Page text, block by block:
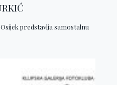
predstavlja samostalnu